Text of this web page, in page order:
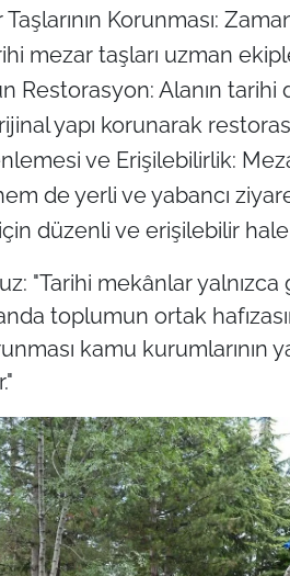
Korunması:
mezar taşları uzman
Restorasyon: Alanın
yapı korunarak
ve Erişilebilirlik:
de yerli ve yabancı
düzenli ve erişilebilir
"Tarihi mekânlar
toplumun ortak
kamu kurumlarının